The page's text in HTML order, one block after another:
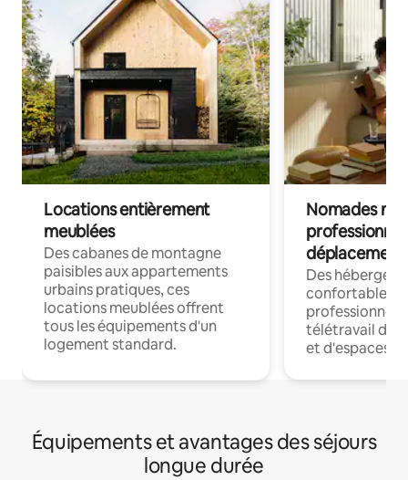
Locations entièrement
meublées
Des cabanes de montagne
paisibles aux appartements
urbains pratiques, ces
locations meublées offrent
tous les équipements d'un
logement standard.
Nomades
déplacement
Des
confortables
professionnels
télétravail
et d'espaces
Équipements et avantages des séjours
longue durée